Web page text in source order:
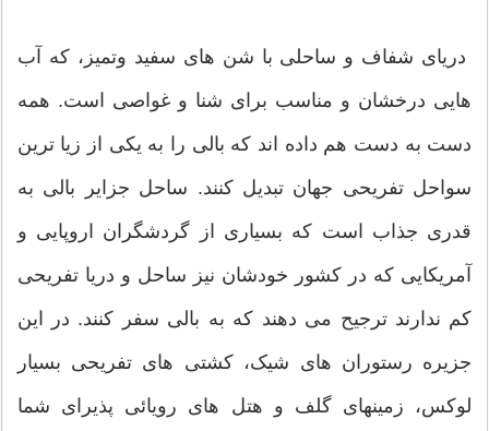
دریای شفاف و ساحلی با شن های سفید وتمیز، که آب
هایی درخشان و مناسب برای شنا و غواصی است. همه
دست به دست هم داده اند که بالی را به یکی از زیا ترین
سواحل تفریحی جهان تبدیل کنند. ساحل جزایر بالی به
قدری جذاب است که بسیاری از گردشگران اروپایی و
آمریکایی که در کشور خودشان نیز ساحل و دریا تفریحی
کم ندارند ترجیح می دهند که به بالی سفر کنند. در این
جزیره رستوران های شیک، کشتی های تفریحی بسیار
لوکس، زمینهای گلف و هتل های رویائی پذیرای شما